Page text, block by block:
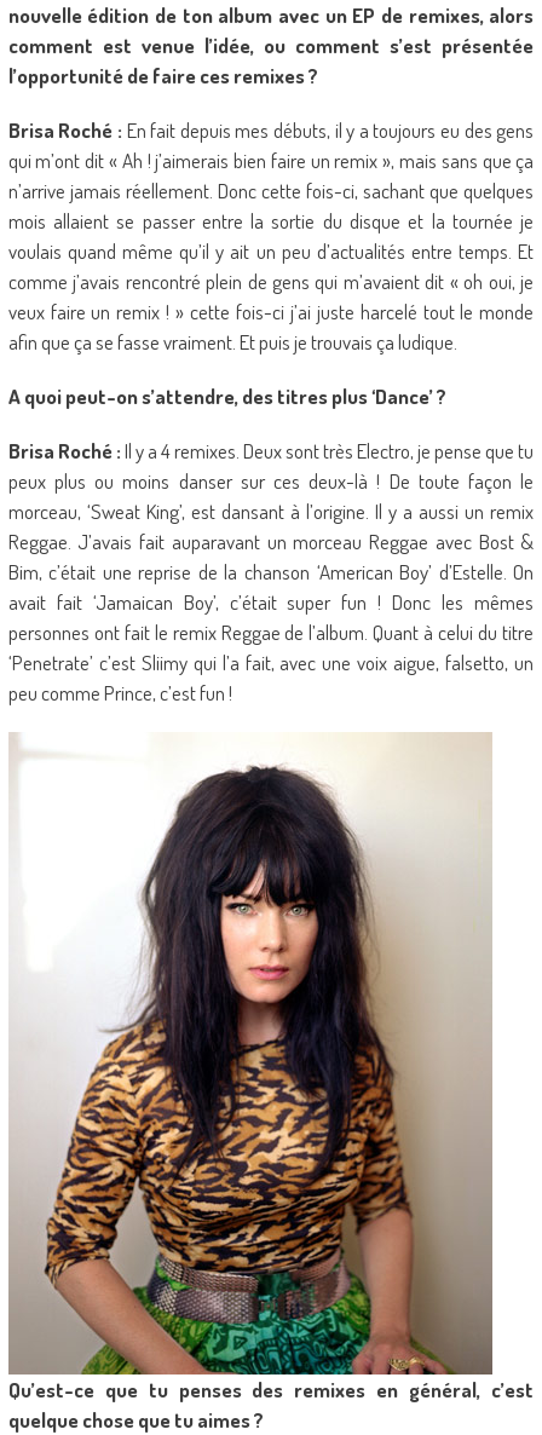
nouvelle édition de ton album avec un EP de remixes, alors
comment est venue l’idée, ou comment s’est présentée
l’opportunité de faire ces remixes ?
Brisa Roché : En fait depuis mes débuts, il y a toujours eu des gens
qui m’ont dit « Ah ! j’aimerais bien faire un remix », mais sans que ça
n’arrive jamais réellement. Donc cette fois-ci, sachant que quelques
mois allaient se passer entre la sortie du disque et la tournée je
voulais quand même qu’il y ait un peu d’actualités entre temps. Et
comme j’avais rencontré plein de gens qui m’avaient dit « oh oui, je
veux faire un remix ! » cette fois-ci j’ai juste harcelé tout le monde
afin que ça se fasse vraiment. Et puis je trouvais ça ludique.
A quoi peut-on s’attendre, des titres plus ‘Dance’ ?
Brisa Roché :Il y a 4 remixes. Deux sont très Electro, je pense que tu
peux plus ou moins danser sur ces deux-là ! De toute façon le
morceau, ‘Sweat King’, est dansant à l’origine. Il y a aussi un remix
Reggae. J’avais fait auparavant un morceau Reggae avec Bost &
Bim, c’était une reprise de la chanson ‘American Boy’ d’Estelle. On
avait fait ‘Jamaican Boy’, c’était super fun ! Donc les mêmes
personnes ont fait le remix Reggae de l’album. Quant à celui du titre
‘Penetrate’ c’est Sliimy qui l’a fait, avec une voix aigue, falsetto, un
peu comme Prince, c’est fun !
Qu’est-ce que tu penses des remixes en général, c’est
quelque chose que tu aimes ?